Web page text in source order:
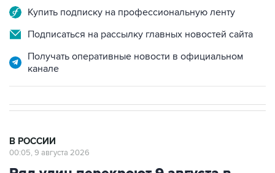
Подписаться на рассылку главных новостей сайта
Получать оперативные новости в официальном
Ряд улиц перекроют 9 августа в
районе "Лужников" из-за концерта